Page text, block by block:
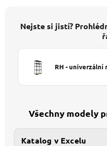
Nejste si jistí?
RH - univerzální
Všechny modely
Katalog v Excelu